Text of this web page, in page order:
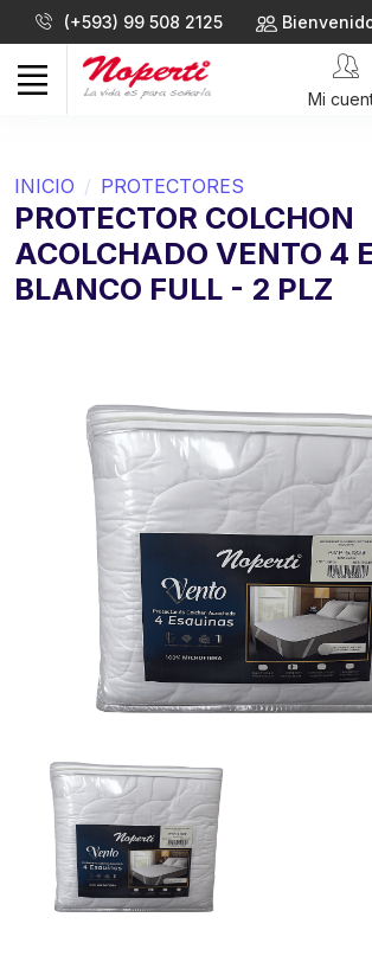
(+593) 99 508 2125
Mi
INICIO PROTECTORES
PROTECTOR COLCHON
ACOLCHADO VENTO 4
BLANCO FULL - 2 PLZ